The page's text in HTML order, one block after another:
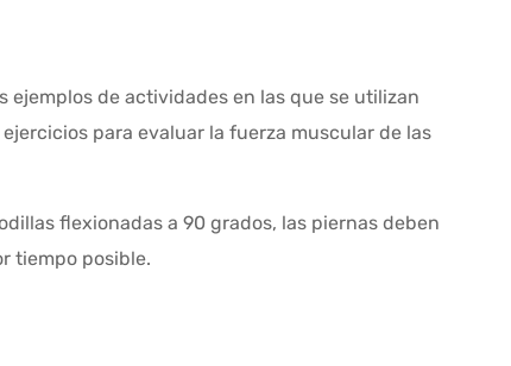
ejemplos de actividades en las que se utilizan
para evaluar la fuerza muscular de las
flexionadas a 90 grados, las piernas deben
tiempo posible.